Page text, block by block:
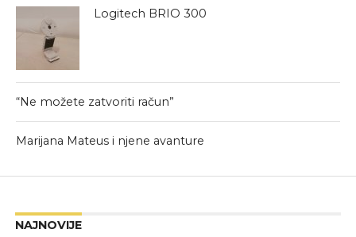
Logitech BRIO 300
“Ne možete zatvoriti račun”
Marijana Mateus i njene avanture
NAJNOVIJE